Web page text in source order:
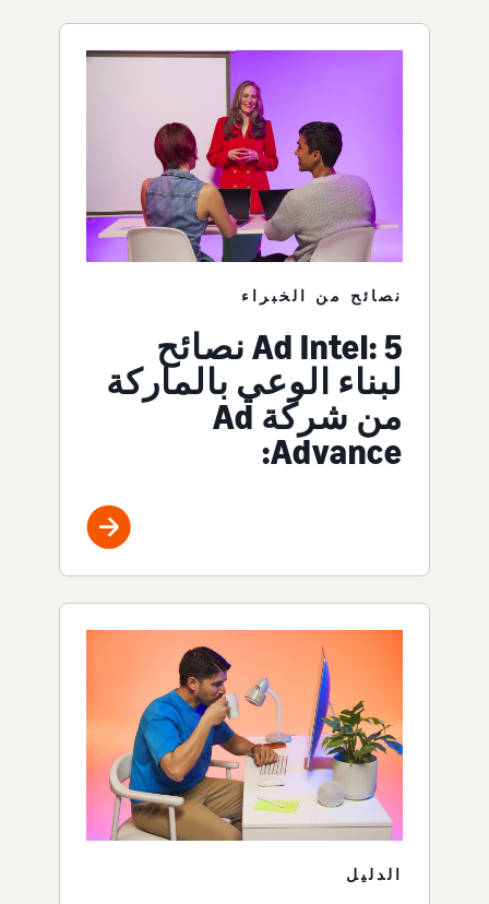
نصائح من الخبراء
Ad Intel: 5 نصائح
لبناء الوعي بالماركة
من شركة Ad
Advance:
الدليل